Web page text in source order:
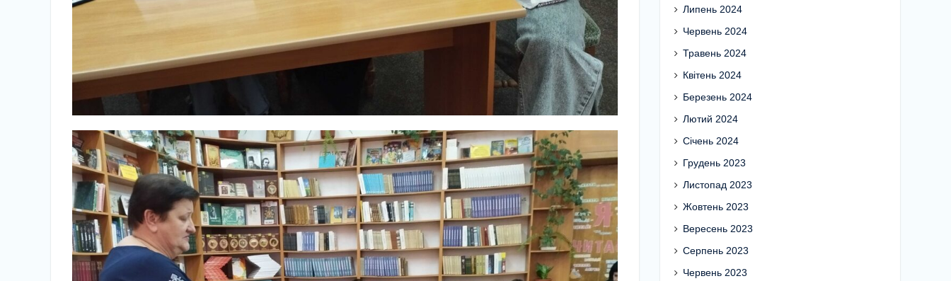
Липень 2024
Червень 2024
Травень 2024
Квітень 2024
Березень 2024
Лютий 2024
Січень 2024
Грудень 2023
Листопад 2023
Жовтень 2023
Вересень 2023
Серпень 2023
Червень 2023